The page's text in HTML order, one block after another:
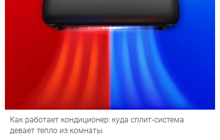
Как работает кондиционер: куда сплит-система
девает тепло из комнаты